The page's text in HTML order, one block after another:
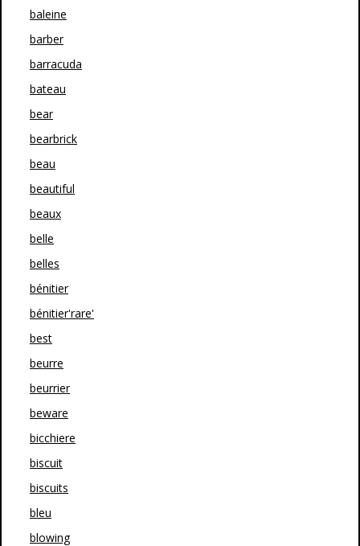
baleine
barber
barracuda
bateau
bear
bearbrick
beau
beautiful
beaux
belle
belles
bénitier
bénitier'rare'
best
beurre
beurrier
beware
bicchiere
biscuit
biscuits
bleu
blowing